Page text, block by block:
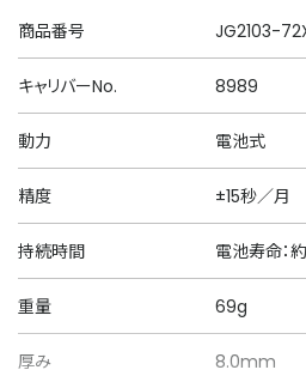
商品番号 JG2103-
キャリバーNo. 8989
動力 電池式
精度 ±15秒／月
持続時間 電池寿命：
重量 69g
厚み 8.0mm